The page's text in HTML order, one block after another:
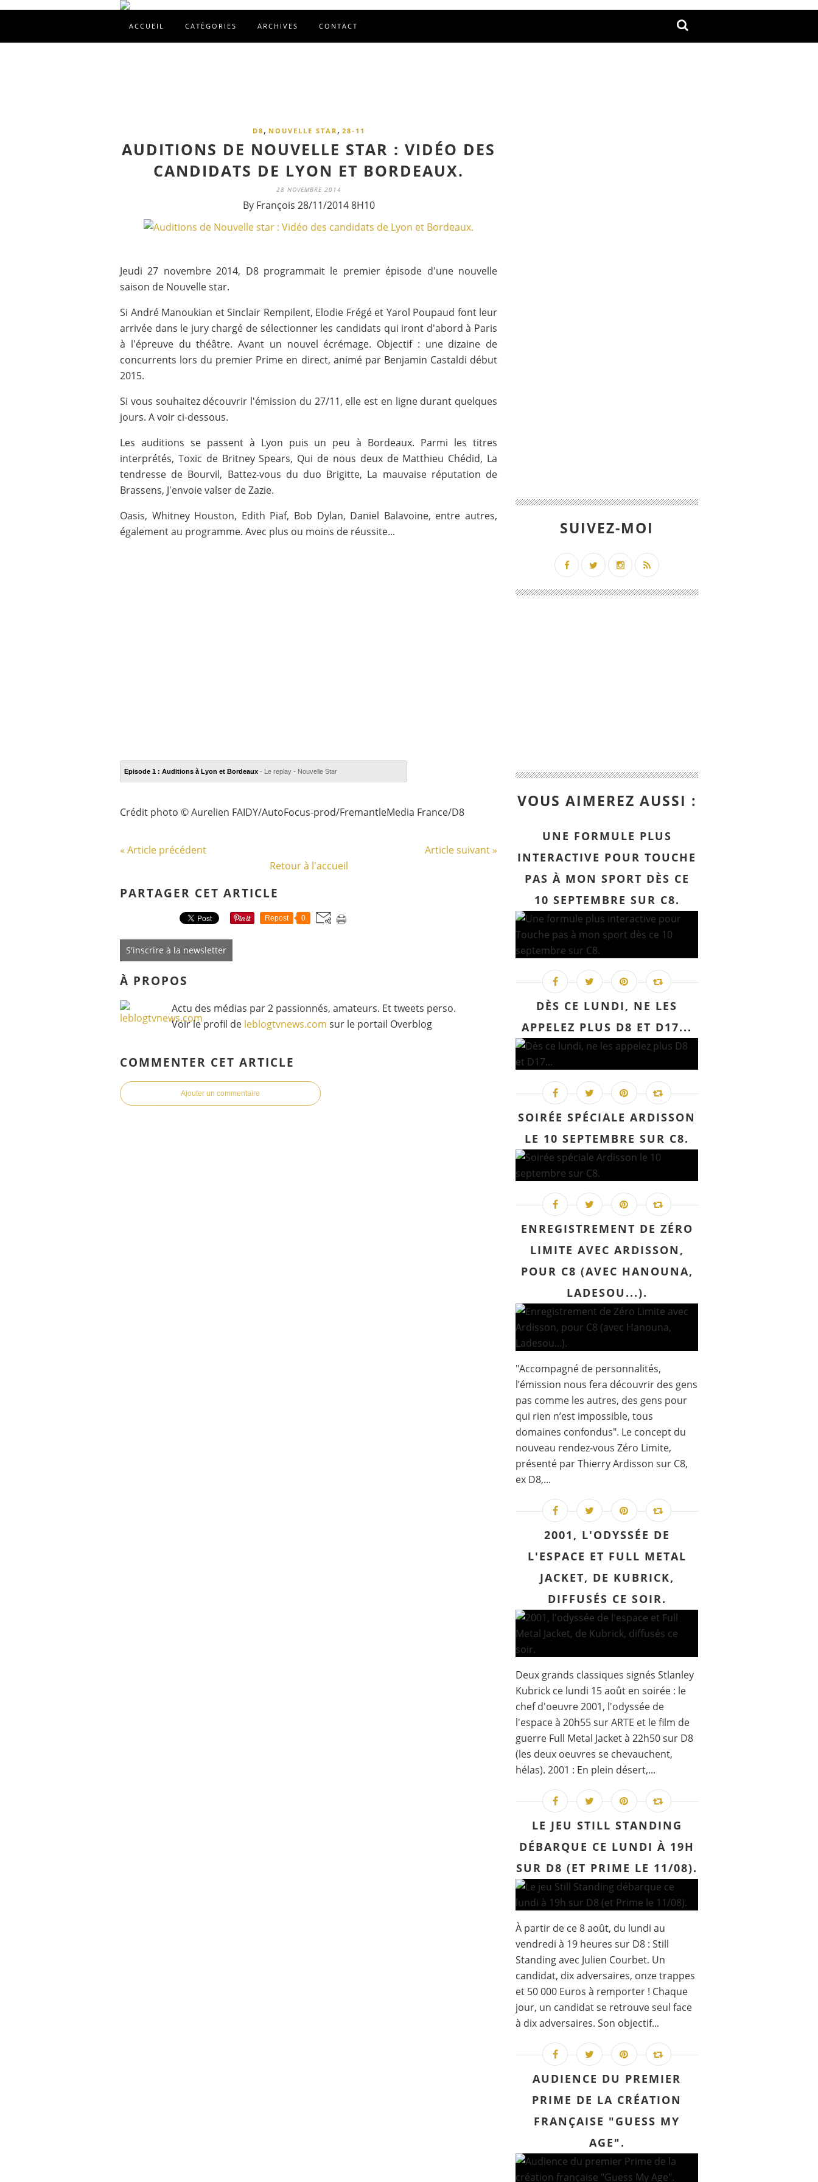
ACCUEIL CATÉGORIES ARCHIVES CONTACT
D8 , NOUVELLE STAR , 28-11
AUDITIONS DE NOUVELLE STAR : VIDÉO DES
CANDIDATS DE LYON ET BORDEAUX.
28 NOVEMBRE 2014
By François 28/11/2014 8H10
Jeudi 27 novembre 2014, D8 programmait le premier épisode d'une nouvelle
saison de Nouvelle star.
Si André Manoukian et Sinclair Rempilent, Elodie Frégé et Yarol Poupaud font leur
arrivée dans le jury chargé de sélectionner les candidats qui iront d'abord à Paris
à l'épreuve du théâtre. Avant un nouvel écrémage. Objectif : une dizaine de
concurrents lors du premier Prime en direct, animé par Benjamin Castaldi début
2015.
Si vous souhaitez découvrir l'émission du 27/11, elle est en ligne durant quelques
jours. A voir ci-dessous.
Les auditions se passent à Lyon puis un peu à Bordeaux. Parmi les titres
interprétés, Toxic de Britney Spears, Qui de nous deux de Matthieu Chédid, La
tendresse de Bourvil, Battez-vous du duo Brigitte, La mauvaise réputation de
Brassens, J'envoie valser de Zazie.
Oasis, Whitney Houston, Edith Piaf, Bob Dylan, Daniel Balavoine, entre autres,
également au programme. Avec plus ou moins de réussite...
Episode 1 : Auditions à Lyon et Bordeaux - Le replay - Nouvelle Star
Crédit photo © Aurelien FAIDY/AutoFocus-prod/FremantleMedia France/D8
« Article précédent
Article suivant »
Retour à l'accueil
PARTAGER CET ARTICLE
Repost 0
S'inscrire à la newsletter
À PROPOS
Actu des médias par 2 passionnés, amateurs. Et tweets perso.
Voir le profil de leblogtvnews.com sur le portail Overblog
COMMENTER CET ARTICLE
Ajouter un commentaire
SUIVEZ-MOI
VOUS AIMEREZ AUSSI :
UNE FORMULE PLUS
INTERACTIVE POUR TOUCHE
PAS À MON SPORT DÈS CE
10 SEPTEMBRE SUR C8.
DÈS CE LUNDI, NE LES
APPELEZ PLUS D8 ET D17...
SOIRÉE SPÉCIALE ARDISSON
LE 10 SEPTEMBRE SUR C8.
ENREGISTREMENT DE ZÉRO
LIMITE AVEC ARDISSON,
POUR C8 (AVEC HANOUNA,
LADESOU...).
"Accompagné de personnalités,
l’émission nous fera découvrir des gens
pas comme les autres, des gens pour
qui rien n’est impossible, tous
domaines confondus". Le concept du
nouveau rendez-vous Zéro Limite,
présenté par Thierry Ardisson sur C8,
ex D8,...
2001, L'ODYSSÉE DE
L'ESPACE ET FULL METAL
JACKET, DE KUBRICK,
DIFFUSÉS CE SOIR.
Deux grands classiques signés Stlanley
Kubrick ce lundi 15 août en soirée : le
chef d'oeuvre 2001, l'odyssée de
l'espace à 20h55 sur ARTE et le film de
guerre Full Metal Jacket à 22h50 sur D8
(les deux oeuvres se chevauchent,
hélas). 2001 : En plein désert,...
LE JEU STILL STANDING
DÉBARQUE CE LUNDI À 19H
SUR D8 (ET PRIME LE 11/08).
À partir de ce 8 août, du lundi au
vendredi à 19 heures sur D8 : Still
Standing avec Julien Courbet. Un
candidat, dix adversaires, onze trappes
et 50 000 Euros à remporter ! Chaque
jour, un candidat se retrouve seul face
à dix adversaires. Son objectif...
AUDIENCE DU PREMIER
PRIME DE LA CRÉATION
FRANÇAISE "GUESS MY
AGE".